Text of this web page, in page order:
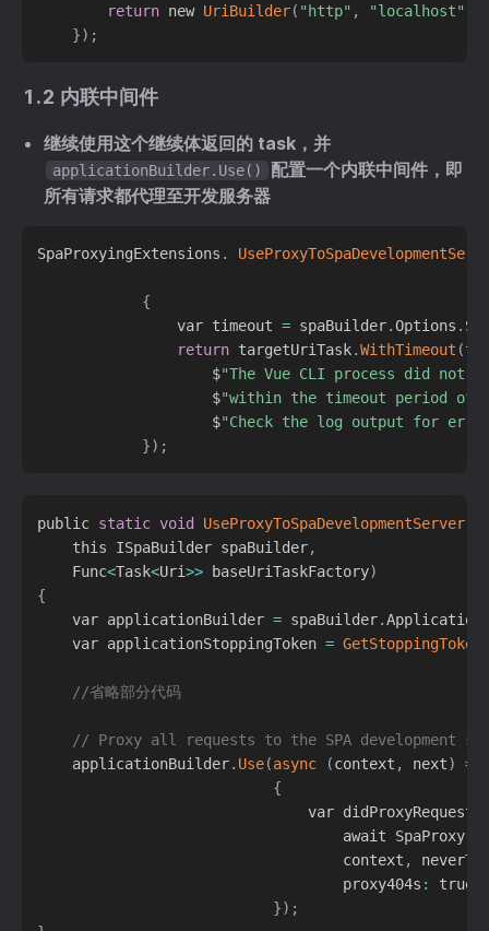
return new UriBuilder( "http" , "localhost"
}) ;
1.2 内联中间件
继续使用这个继续体返回的 task，并
applicationBuilder.Use()
配置一个内联中间件，即
所有请求都代理至开发服务器
SpaProxyingExtensions .
{
                var timeout
= spaBuilder.Options .
return targetUriTask.WithTimeout (
                    $
"The Vue CLI process did
                    $
"within the timeout period of
                    $
"Check the log output for
}) ;
public static void UseProxyToSpaDevelopmentServer
    this ISpaBuilder spaBuilder
,
    Func
<Task<Uri>> baseUriTaskFactory)
{
    var applicationBuilder
= spaBuilder.
    var applicationStoppingToken
= GetStoppingToken
//省略部分代码
// Proxy all requests to the SPA development
    applicationBuilder
. Use(async (context , next) =
{
                               var didProxyRequest
                                   await SpaProxy
                                   context
,
                                   proxy404s
: true
}) ;